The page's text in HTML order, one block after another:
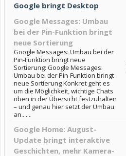
Google bringt Desktop
Google Messages: Umbau
bei der Pin-Funktion bringt
neue Sortierung
Google Messages: Umbau bei der
Pin-Funktion bringt neue
Sortierung: Google Messages:
Umbau bei der Pin-Funktion bringt
neue Sortierung Konkret geht es
um die Möglichkeit, wichtige Chats
oben in der Übersicht festzuhalten
– und genau hier setzt der Umbau
an.. ....
Google Home: August-
Update bringt interaktive
Geschichten, mehr Kamera-